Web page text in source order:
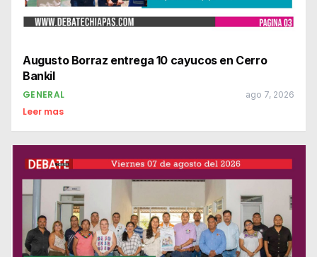
Augusto Borraz entrega 10 cayucos en Cerro
Bankil
GENERAL ago 7, 2026
Leer mas